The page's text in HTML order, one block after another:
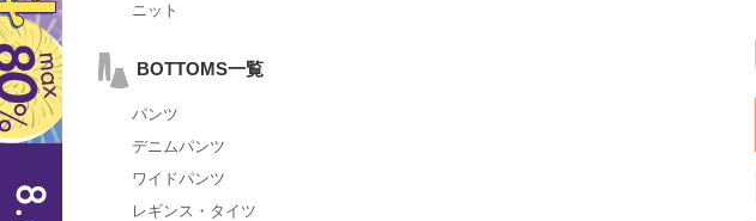
ニット
BOTTOMS一覧
パンツ
デニムパンツ
ワイドパンツ
レギンス・タイツ